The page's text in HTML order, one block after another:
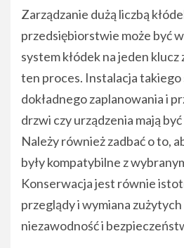
Zarządzanie dużą liczbą
przedsiębiorstwie może być
system kłódek na jeden klucz
ten proces. Instalacja takiego
dokładnego zaplanowania i
drzwi czy urządzenia mają
Należy również zadbać o to,
były kompatybilne z
Konserwacja jest równie
przeglądy i wymiana
niezawodność i